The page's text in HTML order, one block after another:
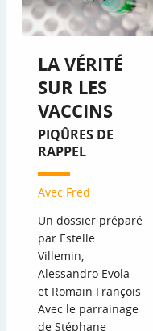
LA VÉRITÉ
SUR LES
VACCINS
PIQÛRES DE
RAPPEL
Avec Fred
Un dossier préparé
par Estelle
Villemin,
Alessandro Evola
et Romain François
Avec le parrainage
de Stéphane